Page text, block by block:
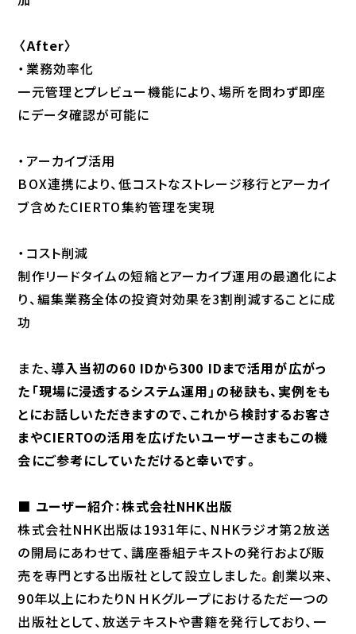
〈After〉
・業務効率化
一元管理とプレビュー機能により、場所を問わず即座
にデータ確認が可能に
・アーカイブ活用
BOX連携により、低コストなストレージ移行とアーカイ
ブ含めたCIERTO集約管理を実現
・コスト削減
制作リードタイムの短縮とアーカイブ運用の最適化によ
り、編集業務全体の投資対効果を3割削減することに成
功
また、導入当初の60 IDから300 IDまで活用が広がっ
た「現場に浸透するシステム運用」の秘訣も、実例をも
とにお話しいただきますので、これから検討するお客さ
まやCIERTOの活用を広げたいユーザーさまもこの機
会にご参考にしていただけると幸いです。
■ ユーザー紹介：株式会社NHK出版
株式会社NHK出版は1931年に、NHKラジオ第２放送
の開局にあわせて、講座番組テキストの発行および販
売を専門とする出版社として設立しました。創業以来、
90年以上にわたりＮＨＫグループにおけるただ一つの
出版社として、放送テキストや書籍を発行しており、一